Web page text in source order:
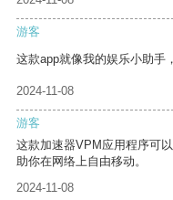
游客
这款app就像我的娱乐小助手
2024-11-08
游客
这款加速器VPM应用程序可
助你在网络上自由移动。
2024-11-08